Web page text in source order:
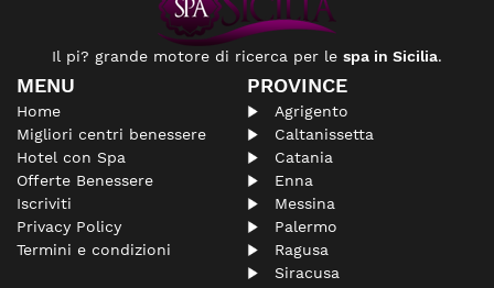
Il pi? grande motore di ricerca per le spa in Sicilia.
MENU
Home
Migliori centri benessere
Hotel con Spa
Offerte Benessere
Iscriviti
Privacy Policy
Termini e condizioni
PROVINCE
Agrigento
Caltanissetta
Catania
Enna
Messina
Palermo
Ragusa
Siracusa